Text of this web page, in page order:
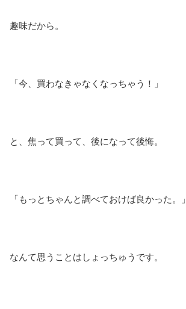
趣味だから。
「今、買わなきゃなくなっちゃう！」
と、焦って買って、後になって後悔。
「もっとちゃんと調べておけば良かった。」
なんて思うことはしょっちゅうです。